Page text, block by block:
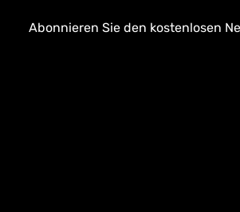
Abonnieren Sie den kostenlosen